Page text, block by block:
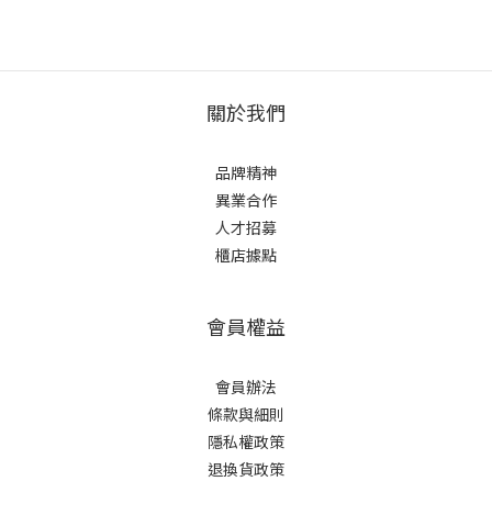
關於我們
品牌精神
異業合作
人才招募
櫃店據點
會員權益
會員辦法
條款與細則
隱私權政策
退換貨政策